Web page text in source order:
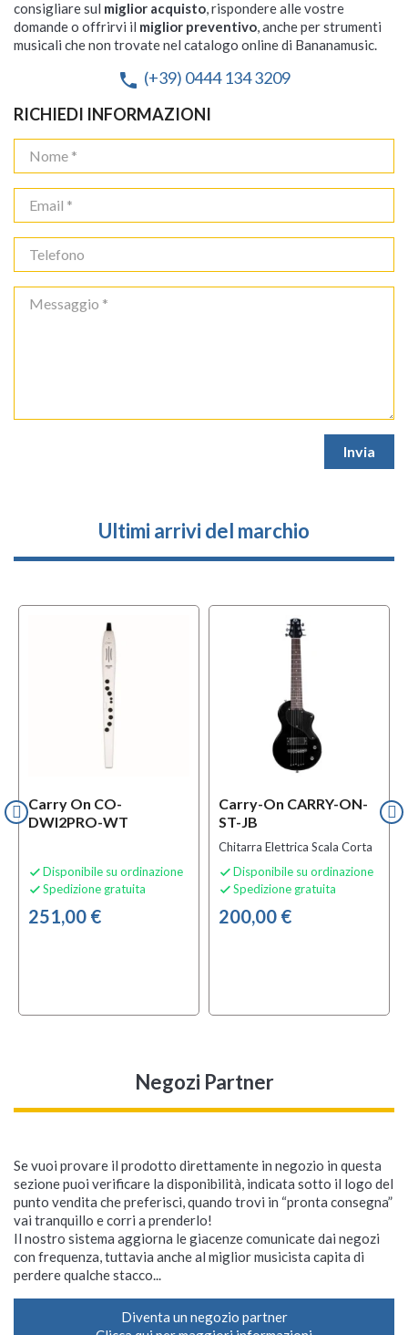
consigliare sul miglior acquisto, rispondere alle vostre
domande o offrirvi il miglior preventivo, anche per strumenti
musicali che non trovate nel catalogo online di Bananamusic.
phone (+39) 0444 134 3209
RICHIEDI INFORMAZIONI
Ultimi arrivi del marchio
Carry On CO-
DWI2PRO-WT
 Disponibile su ordinazione
 Spedizione gratuita
251,00 €
Carry-On CARRY-ON-
ST-JB
Chitarra Elettrica Scala Corta
 Disponibile su ordinazione
 Spedizione gratuita
200,00 €
Negozi Partner
Se vuoi provare il prodotto direttamente in negozio in questa
sezione puoi verificare la disponibilità, indicata sotto il logo del
punto vendita che preferisci, quando trovi in “pronta consegna”
vai tranquillo e corri a prenderlo!
Il nostro sistema aggiorna le giacenze comunicate dai negozi
con frequenza, tuttavia anche al miglior musicista capita di
perdere qualche stacco...
Diventa un negozio partner